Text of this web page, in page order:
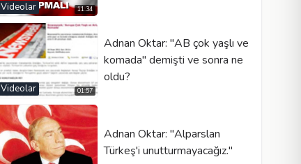
Video tipi
Otomatik oynat
Kontrolleri göster
Döngü
11:34
Videolar
01:57
Videolar
Adnan Oktar: ''AB çok yaşlı ve
komada'' demişti ve sonra ne
oldu?
Adnan Oktar: ''Alparslan
Türkeş'i unutturmayacağız.''